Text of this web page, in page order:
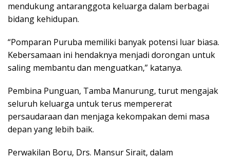
mendukung antaranggota keluarga dalam berbagai
bidang kehidupan.
“Pomparan Puruba memiliki banyak potensi luar biasa.
Kebersamaan ini hendaknya menjadi dorongan untuk
saling membantu dan menguatkan,” katanya.
Pembina Punguan, Tamba Manurung, turut mengajak
seluruh keluarga untuk terus mempererat
persaudaraan dan menjaga kekompakan demi masa
depan yang lebih baik.
Perwakilan Boru, Drs. Mansur Sirait, dalam